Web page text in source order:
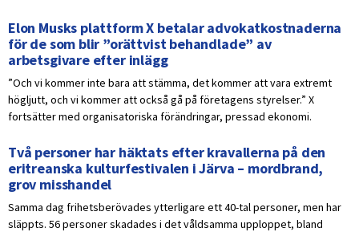
Elon Musks plattform X betalar advokatkostnaderna
för de som blir ”orättvist behandlade” av
arbetsgivare efter inlägg
”Och vi kommer inte bara att stämma, det kommer att vara extremt
högljutt, och vi kommer att också gå på företagens styrelser.” X
fortsätter med organisatoriska förändringar, pressad ekonomi.
Två personer har häktats efter kravallerna på den
eritreanska kulturfestivalen i Järva – mordbrand,
grov misshandel
Samma dag frihetsberövades ytterligare ett 40-tal personer, men har
släppts. 56 personer skadades i det våldsamma upploppet, bland